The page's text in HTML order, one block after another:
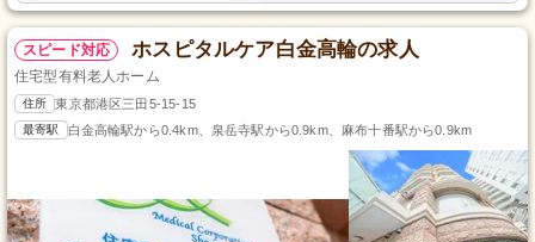
スピード対応 ホスピタルケア白金高輪の求人
住宅型有料老人ホーム
住所 東京都港区三田5-15-15
最寄駅 白金高輪駅から0.4km、泉岳寺駅から0.9km、麻布十番駅から0.9km